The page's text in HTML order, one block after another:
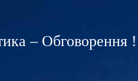
– Обговорення !